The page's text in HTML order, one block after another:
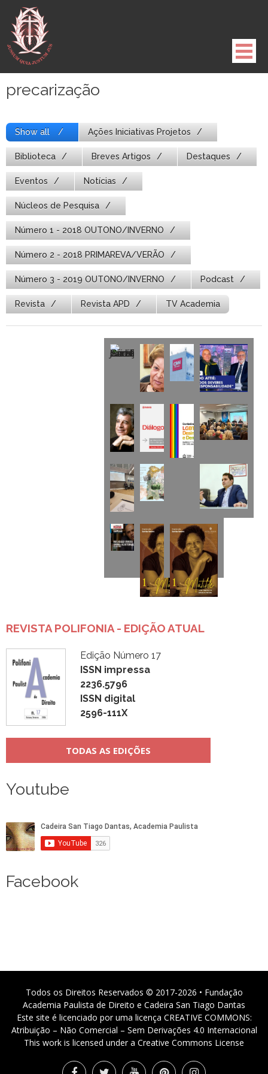
para
conteúdo
precarização
Show all Ações Iniciativas Projetos
Biblioteca Breves Artigos Destaques
Eventos Notícias
Núcleos de Pesquisa
Número 1 - 2018 OUTONO/INVERNO
Número 2 - 2018 PRIMAREVA/VERÃO
Número 3 - 2019 OUTONO/INVERNO Podcast
Revista Revista APD TV Academia
REVISTA POLIFONIA - EDIÇÃO ATUAL
Edição Número 17
ISSN impressa
2236.5796
ISSN digital
2596-111X
TODAS AS EDIÇÕES
Youtube
Facebook
Todos os Direitos Reservados © 2017-2026 • Fundação
Academia Paulista de Direito e Cadeira San Tiago Dantas
Este site é licenciado por uma licença CREATIVE COMMONS:
Atribuição – Não Comercial – Sem Derivações 4.0 Internacional
This work is licensed under a Creative Commons License